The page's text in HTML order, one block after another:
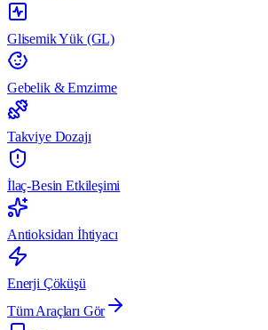
Glisemik Yük (GL)
Gebelik & Emzirme
Takviye Dozajı
İlaç-Besin Etkileşimi
Antioksidan İhtiyacı
Enerji Çöküşü
Tüm Araçları Gör